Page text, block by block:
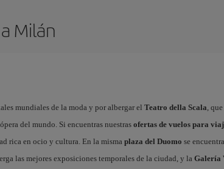
Milán
mundiales de la moda y por albergar el Teatro della Scala,
del mundo. Si encuentras nuestrasofertas de vuelos para
rica en ocio y cultura. En la misma plaza del Duomo se
las mejores exposiciones temporales de la ciudad, y la Galería